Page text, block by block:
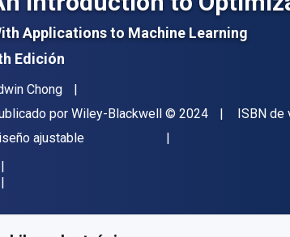
Applications to Machine Learning
Edición
Chong
por Wiley-Blackwell Copyright
© 2024 ISBN de
ajustable
de referencia: